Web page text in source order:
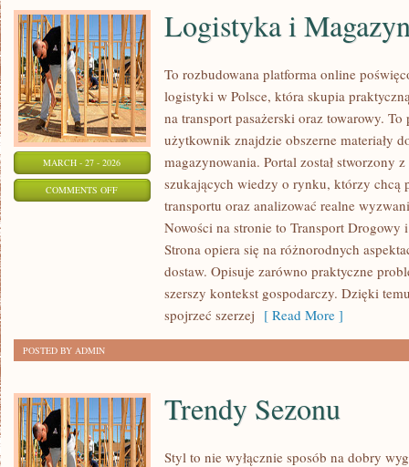
MARCH - 27 - 2026
COMMENTS OFFON
LOGISTYKA
MAGAZYNOWANIE
Logistyka i
To rozbudowana platforma online
logistyki w Polsce, która skupia
na transport pasażerski oraz towarowy.
użytkownik znajdzie obszerne materiały
magazynowania. Portal został stworzony
szukających wiedzy o rynku, którzy chcą
transportu oraz analizować realne
Nowości na stronie to Transport Drogowy
Strona opiera się na różnorodnych
dostaw. Opisuje zarówno praktyczne
szerszy kontekst gospodarczy. Dzięki
spojrzeć szerzej [ Read More ]
POSTED BY ADMIN
Trendy Sezonu
Styl to nie wyłącznie sposób na dobry